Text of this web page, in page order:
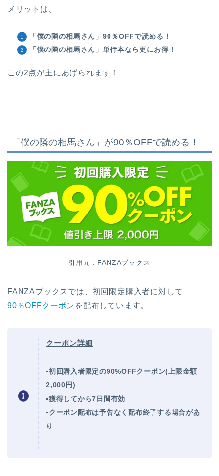
メリットは、
「僕の隣の相馬さん」90％OFFで読める！
「僕の隣の相馬さん」単行本なら更にお得！
この2点が主にあげられます！
「僕の隣の相馬さん 」が90％OFFで読める！
引用元：FANZAブックス
FANZAブックスでは、初回限定購入者に対して
90％OFFクーポン を配布しています。
クーポン詳細
▪初回購入者限定の90%OFFクーポン(上限金額
2,000円)
▪獲得してから7日間有効
▪クーポン配布は予告なく配布終了する場合があ
り